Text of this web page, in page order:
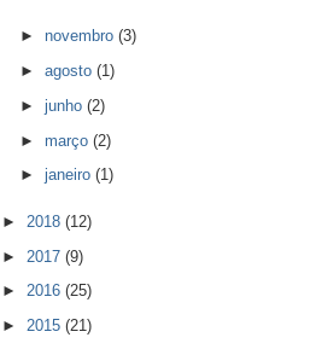
►novembro(3)
►agosto(1)
►junho(2)
►março(2)
►janeiro(1)
► 2018 (12)
► 2017 (9)
► 2016 (25)
► 2015 (21)